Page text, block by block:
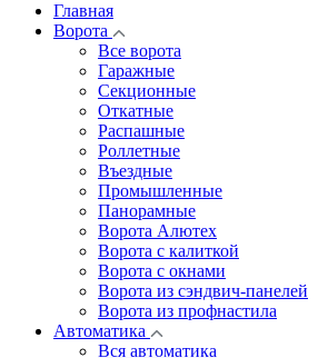
Главная
Ворота
Все ворота
Гаражные
Секционные
Откатные
Распашные
Роллетные
Въездные
Промышленные
Панорамные
Ворота Алютех
Ворота с калиткой
Ворота c окнами
Ворота из сэндвич-панелей
Ворота из профнастила
Автоматика
Вся автоматика